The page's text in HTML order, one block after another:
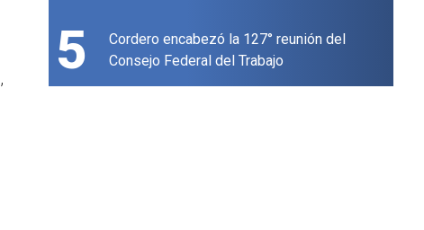
5
Cordero encabezó la 127° reunión del
Consejo Federal del Trabajo